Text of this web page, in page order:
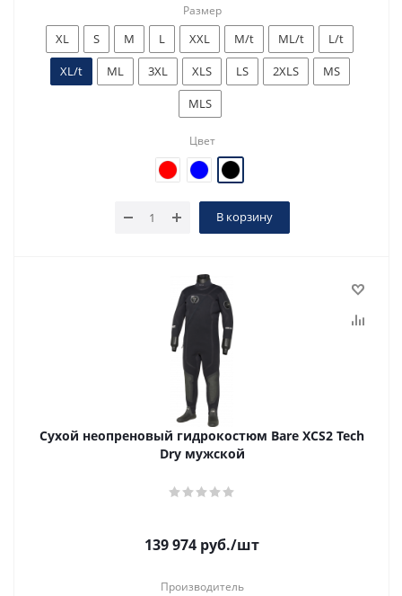
Размер
XL S M L XXL M/t ML/t
L/t
XL/t
ML 3XL XLS LS 2XLS
MS
MLS
Цвет
В корзину
Сухой неопреновый гидрокостюм Bare XCS2 Tech
Dry мужской
139 974 руб./шт
Производитель